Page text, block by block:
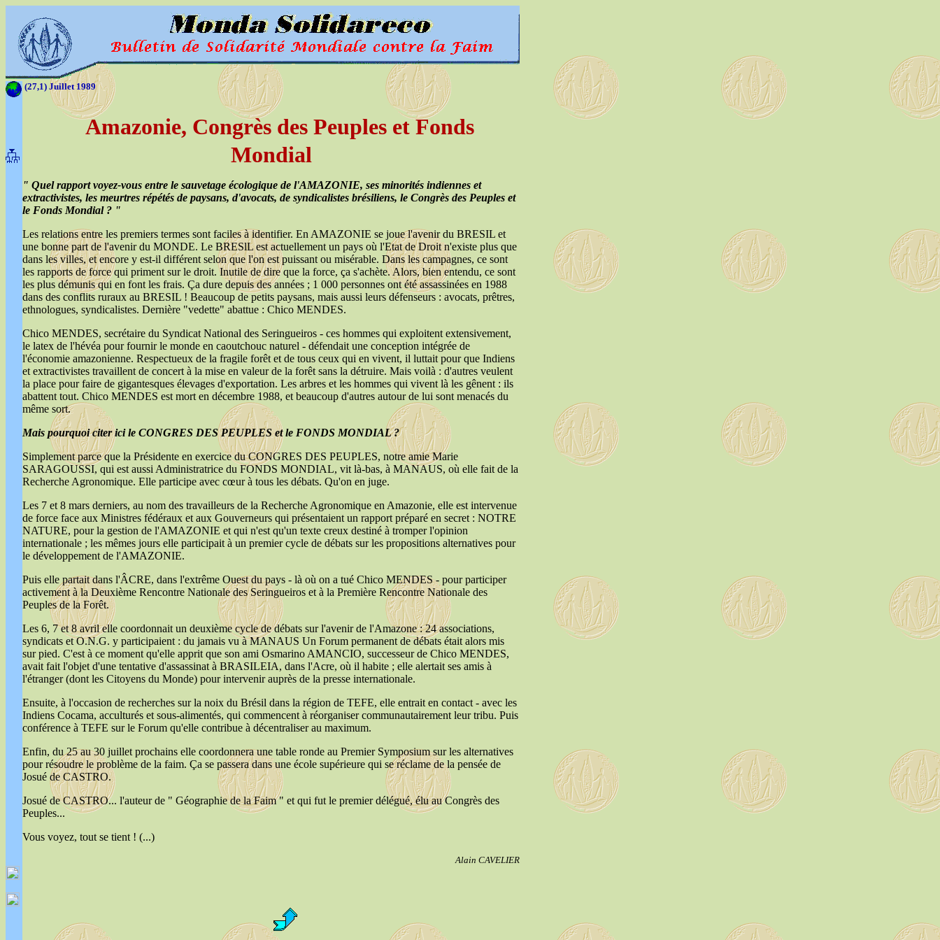
(27,1) Juillet 1989
Amazonie, Congrès des Peuples et Fonds
Mondial
" Quel rapport voyez-vous entre le sauvetage écologique de l'AMAZONIE, ses minorités indiennes et
extractivistes, les meurtres répétés de paysans, d'avocats, de syndicalistes brésiliens, le Congrès des Peuples et
le Fonds Mondial ? "
Les relations entre les premiers termes sont faciles à identifier. En AMAZONIE se joue l'avenir du BRESIL et
une bonne part de l'avenir du MONDE. Le BRESlL est actuellement un pays où l'Etat de Droit n'existe plus que
dans les villes, et encore y est-il différent selon que l'on est puissant ou misérable. Dans les campagnes, ce sont
les rapports de force qui priment sur le droit. Inutile de dire que la force, ça s'achète. Alors, bien entendu, ce sont
les plus démunis qui en font les frais. Ça dure depuis des années ; 1 000 personnes ont été assassinées en 1988
dans des conflits ruraux au BRESIL ! Beaucoup de petits paysans, mais aussi leurs défenseurs : avocats, prêtres,
ethnologues, syndicalistes. Dernière "vedette" abattue : Chico MENDES.
Chico MENDES, secrétaire du Syndicat National des Seringueiros - ces hommes qui exploitent extensivement,
le latex de l'hévéa pour fournir le monde en caoutchouc naturel - défendait une conception intégrée de
l'économie amazonienne. Respectueux de la fragile forêt et de tous ceux qui en vivent, il luttait pour que Indiens
et extractivistes travaillent de concert à la mise en valeur de la forêt sans la détruire. Mais voilà : d'autres veulent
la place pour faire de gigantesques élevages d'exportation. Les arbres et les hommes qui vivent là les gênent : ils
abattent tout. Chico MENDES est mort en décembre 1988, et beaucoup d'autres autour de lui sont menacés du
même sort.
Mais pourquoi citer ici le CONGRES DES PEUPLES et le FONDS MONDIAL ?
Simplement parce que la Présidente en exercice du CONGRES DES PEUPLES, notre amie Marie
SARAGOUSSI, qui est aussi Administratrice du FONDS MONDIAL, vit là-bas, à MANAUS, où elle fait de la
Recherche Agronomique. Elle participe avec cœur à tous les débats. Qu'on en juge.
Les 7 et 8 mars derniers, au nom des travailleurs de la Recherche Agronomique en Amazonie, elle est intervenue
de force face aux Ministres fédéraux et aux Gouverneurs qui présentaient un rapport préparé en secret : NOTRE
NATURE, pour la gestion de l'AMAZONIE et qui n'est qu'un texte creux destiné à tromper l'opinion
internationale ; les mêmes jours elle participait à un premier cycle de débats sur les propositions alternatives pour
le développement de l'AMAZONIE.
Puis elle partait dans l'ÂCRE, dans l'extrême Ouest du pays - là où on a tué Chico MENDES - pour participer
activement à la Deuxième Rencontre Nationale des Seringueiros et à la Première Rencontre Nationale des
Peuples de la Forêt.
Les 6, 7 et 8 avril elle coordonnait un deuxième cycle de débats sur l'avenir de l'Amazone : 24 associations,
syndicats et O.N.G. y participaient : du jamais vu à MANAUS Un Forum permanent de débats était alors mis
sur pied. C'est à ce moment qu'elle apprit que son ami Osmarino AMANCIO, successeur de Chico MENDES,
avait fait l'objet d'une tentative d'assassinat à BRASILEIA, dans l'Acre, où il habite ; elle alertait ses amis à
l'étranger (dont les Citoyens du Monde) pour intervenir auprès de la presse internationale.
Ensuite, à l'occasion de recherches sur la noix du Brésil dans la région de TEFE, elle entrait en contact - avec les
Indiens Cocama, acculturés et sous-alimentés, qui commencent à réorganiser communautairement leur tribu. Puis
conférence à TEFE sur le Forum qu'elle contribue à décentraliser au maximum.
Enfin, du 25 au 30 juillet prochains elle coordonnera une table ronde au Premier Symposium sur les alternatives
pour résoudre le problème de la faim. Ça se passera dans une école supérieure qui se réclame de la pensée de
Josué de CASTRO.
Josué de CASTRO... l'auteur de " Géographie de la Faim " et qui fut le premier délégué, élu au Congrès des
Peuples...
Vous voyez, tout se tient ! (...)
Alain CAVELIER